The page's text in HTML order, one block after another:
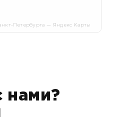
Петербурга — Яндекс Карты
нами?